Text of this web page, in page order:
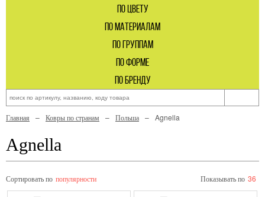
по цвету
по материалам
по группам
по форме
по бренду
Главная Ковры по странам Польша Agnella
Agnella
Сортировать по популярности Показывать по 36